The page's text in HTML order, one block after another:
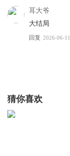
耳大爷
大结局
回复 2026-06-11
猜你喜欢